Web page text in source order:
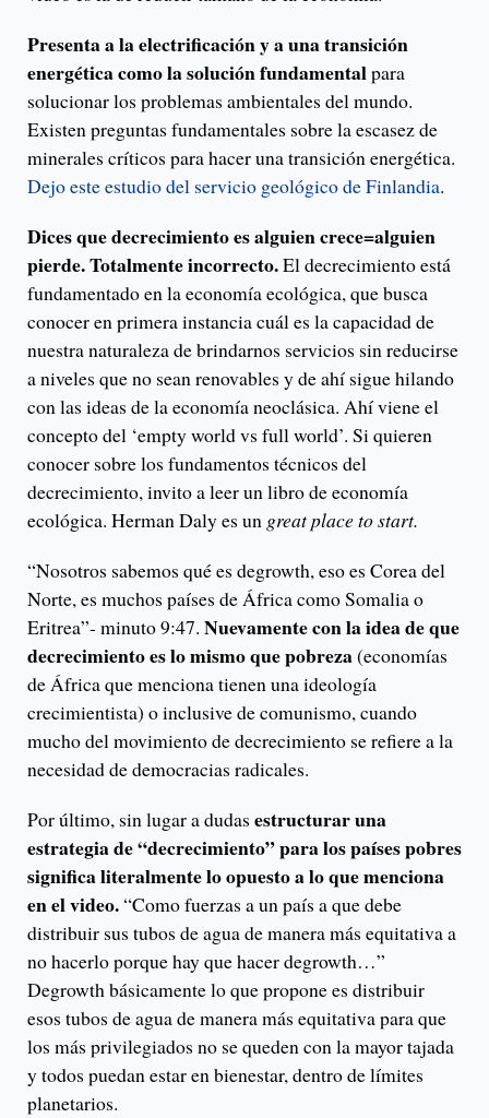
Presenta a la electrificación y a una transición
energética como la solución fundamentalpara
solucionar los problemas ambientales del mundo.
Existen preguntas fundamentales sobre la escasez de
minerales críticos para hacer una transición energética.
Dejo este estudio del servicio geológico de Finlandia.
Dices que decrecimiento es alguien crece=alguien
pierde. Totalmente incorrecto.El decrecimiento está
fundamentado en la economía ecológica, que busca
conocer en primera instancia cuál es la capacidad de
nuestra naturaleza de brindarnos servicios sin reducirse
a niveles que no sean renovables y de ahí sigue hilando
con las ideas de la economía neoclásica. Ahí viene el
concepto del ‘empty world vs full world’. Si quieren
conocer sobre los fundamentos técnicos del
decrecimiento, invito a leer un libro de economía
ecológica. Herman Daly es un great place to start.
“Nosotros sabemos qué es degrowth, eso es Corea del
Norte, es muchos países de África como Somalia o
Eritrea”- minuto 9:47. Nuevamente con la idea de que
decrecimiento es lo mismo que pobreza(economías
de África que menciona tienen una ideología
crecimientista) o inclusive de comunismo, cuando
mucho del movimiento de decrecimiento se refiere a la
necesidad de democracias radicales.
Por último, sin lugar a dudas estructurar una
estrategia de “decrecimiento” para los países pobres
significa literalmente lo opuesto a lo que menciona
en el video.“Como fuerzas a un país a que debe
distribuir sus tubos de agua de manera más equitativa a
no hacerlo porque hay que hacer degrowth…”
Degrowth básicamente lo que propone es distribuir
esos tubos de agua de manera más equitativa para que
los más privilegiados no se queden con la mayor tajada
y todos puedan estar en bienestar, dentro de límites
planetarios.